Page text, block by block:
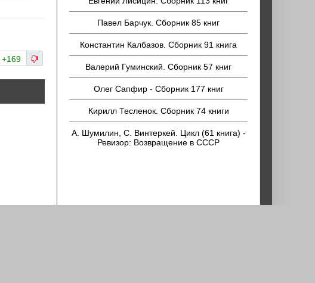
+169
Павел Барчук. Сборник 85 книг
Константин Калбазов. Сборник 91 книга
Валерий Гуминский. Сборник 57 книг
Олег Сапфир - Сборник 177 книг
Кирилл Тесленок. Сборник 74 книги
А. Шумилин, С. Винтеркей. Цикл (61 книга) -
Ревизор: Возвращение в СССР